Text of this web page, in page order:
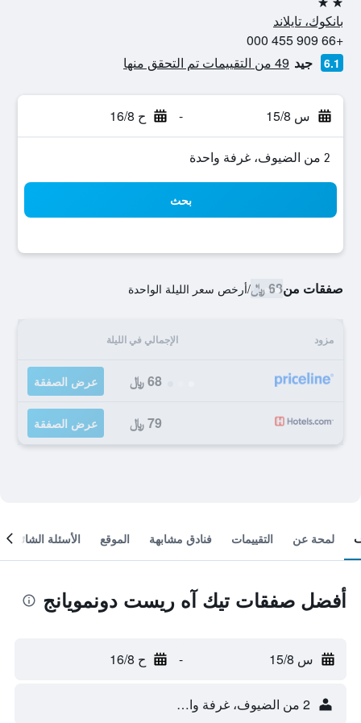
2 نجمتين
بانكوك، تايلاند
+66 909 455 000
6.1 جيد 49 من التقييمات تم التحقق منها
س 15/8 - ح 16/8
2 من الضيوف، غرفة واحدة
بحث
صفقات من68 ﷼ /أرخص سعر الليلة الواحدة
مزود الإجمالي في الليلة
68 ﷼ عرض الصفقة
79 ﷼ عرض الصفقة
لمحة عن التقييمات فنادق مشابهة الموقع الأسئلة الشائعة
أفضل صفقات تيك آه ريست دونمويانج
س 15/8 - ح 16/8
2 من الضيوف، غرفة واحدة